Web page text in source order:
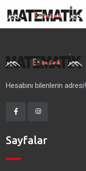
Hesabını bilenlerin adresi!
Sayfalar